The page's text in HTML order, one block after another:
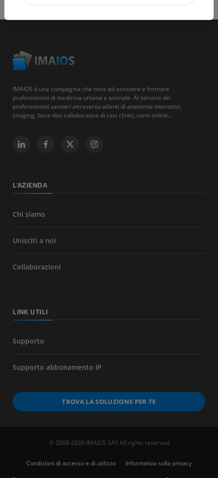
IMAIOS è una compagnia che mira ad assistere e formare
professionisti di medicina umana e animale. Al servizio dei
professionisti sanitari attraverso atlanti di anatomia interattivi,
imaging, base dati collaborativa di casi clinici, corsi online...
L'AZIENDA
Chi siamo
Unisciti a noi
Collaborazioni
LINK UTILI
Supporto
Supporto abbonamento IP
TROVA LA SOLUZIONE PER TE
© 2008-2026 IMAIOS SAS All rights reserved
Condizioni di accesso e di utilizzo
Informativa sulla privacy